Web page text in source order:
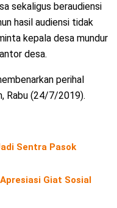
sekaligus beraudiensi
hasil audiensi tidak
kepala desa mundur
desa.
perihal
Rabu (24/7/2019).
Sentra Pasok
Giat Sosial